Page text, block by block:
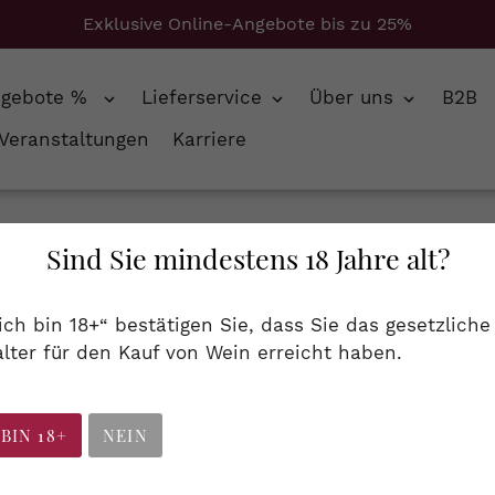
Sind Sie mindestens 18 Jahre alt?
bin 18+“ bestätigen Sie, dass Sie das gesetzliche
für den Kauf von Wein erreicht haben.
18+ NEIN
Exklusive Online-Angebote bis zu 25%
% Lieferservice Über uns
B2B
Karriere
a
m
l
Obstbrand...